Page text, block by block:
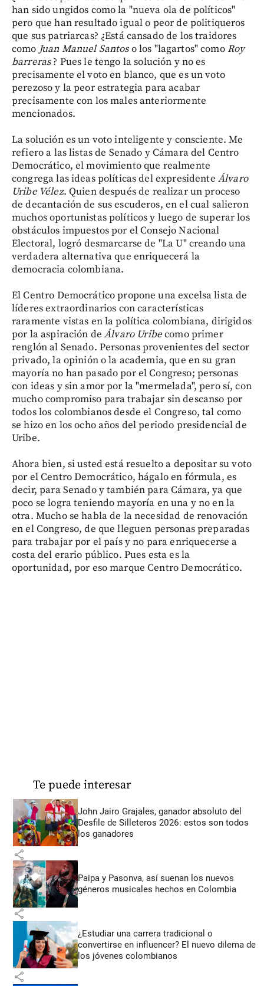
han sido ungidos como la "nueva ola de políticos"
pero que han resultado igual o peor de politiqueros
que sus patriarcas? ¿Está cansado de los traidores
como Juan Manuel Santoso los "lagartos" comoRoy
barreras? Pues le tengo la solución y no es
precisamente el voto en blanco, que es un voto
perezoso y la peor estrategia para acabar
precisamente con los males anteriormente
mencionados.
La solución es un voto inteligente y consciente. Me
refiero a las listas de Senado y Cámara del Centro
Democrático, el movimiento que realmente
congrega las ideas políticas del expresidente Álvaro
Uribe Vélez. Quien después de realizar un proceso
de decantación de sus escuderos, en el cual salieron
muchos oportunistas políticos y luego de superar los
obstáculos impuestos por el Consejo Nacional
Electoral, logró desmarcarse de "La U" creando una
verdadera alternativa que enriquecerá la
democracia colombiana.
El Centro Democrático propone una excelsa lista de
líderes extraordinarios con características
raramente vistas en la política colombiana, dirigidos
por la aspiración deÁlvaro Uribecomo primer
renglón al Senado. Personas provenientes del sector
privado, la opinión o la academia, que en su gran
mayoría no han pasado por el Congreso; personas
con ideas y sin amor por la "mermelada", pero sí, con
mucho compromiso para trabajar sin descanso por
todos los colombianos desde el Congreso, tal como
se hizo en los ocho años del periodo presidencial de
Uribe.
Ahora bien, si usted está resuelto a depositar su voto
por el Centro Democrático, hágalo en fórmula, es
decir, para Senado y también para Cámara, ya que
poco se logra teniendo mayoría en una y no en la
otra. Mucho se habla de la necesidad de renovación
en el Congreso, de que lleguen personas preparadas
para trabajar por el país y no para enriquecerse a
costa del erario público. Pues esta es la
oportunidad, por eso marque Centro Democrático.
Te puede interesar
John Jairo Grajales, ganador absoluto del
Desfile de Silleteros 2026: estos son todos
los ganadores
share
Paipa y Pasonva, así suenan los nuevos
géneros musicales hechos en Colombia
share
¿Estudiar una carrera tradicional o
convertirse en influencer? El nuevo dilema de
los jóvenes colombianos
share